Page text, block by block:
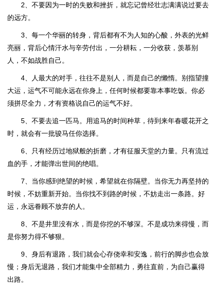
2、不要因为一时的失败和挫折，就忘记曾经壮志满满说过要去
的远方。
3、每一个华丽的转身，背后都有不为人知的心酸，外表的光鲜
亮丽，背后心情汗水与辛劳付出，一分耕耘，一分收获，羡慕别
人，不如战胜自己。
4、人最大的对手，往往不是别人，而是自己的懒惰。别指望撞
大运，运气不可能永远在你身上，任何时候都要靠本事吃饭。你必
须拼尽全力，才有资格说自己的运气不好。
5、不要去追一匹马。用追马的时间种草，待到来年春暖花开之
时，就会有一批骏马任你选择。
6、只有经历过地狱般的折磨，才有征服天堂的力量。只有流过
血的手，才能弹出世间的绝唱。
7、当你感到绝望的时候，希望就在你隔壁。当你无力再坚持的
时候，不妨重新开始。当你找不到路的时候，不妨走出一条路。好
运，永远眷顾不放弃的人。
8、不是井里没有水，而是你挖的不够深。不是成功来得慢，而
是你努力得不够狠。
9、身后有退路，我们就会心存侥幸和安逸，前行的脚步也会放
慢；身后无退路，我们才能集中全部精力，勇往直前，为自己赢得
出路。